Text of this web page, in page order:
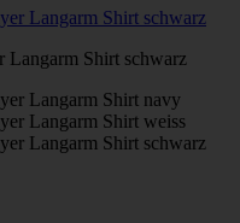
Langarm Shirt schwarz